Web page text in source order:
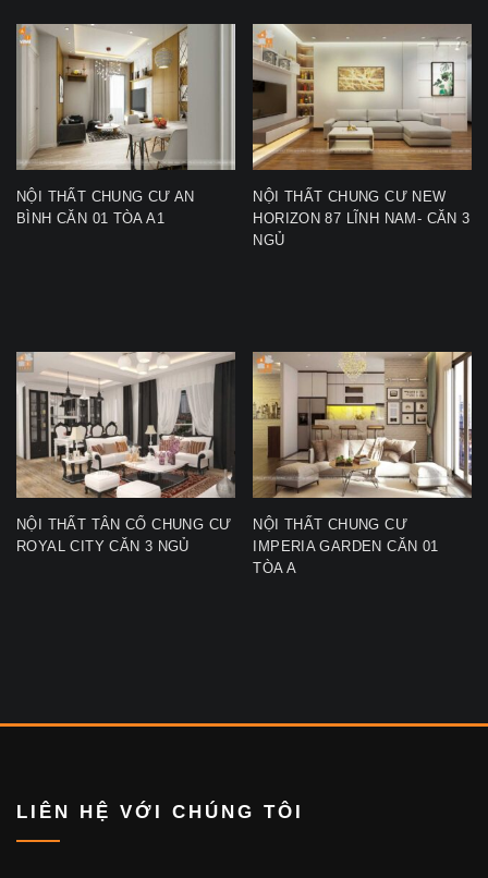
NỘI THẤT CHUNG CƯ AN
BÌNH CĂN 01 TÒA A1
NỘI THẤT CHUNG CƯ NEW
HORIZON 87 LĨNH NAM- CĂN 3
NGỦ
NỘI THẤT TÂN CỔ CHUNG CƯ
ROYAL CITY CĂN 3 NGỦ
NỘI THẤT CHUNG CƯ
IMPERIA GARDEN CĂN 01
TÒA A
LIÊN HỆ VỚI CHÚNG TÔI